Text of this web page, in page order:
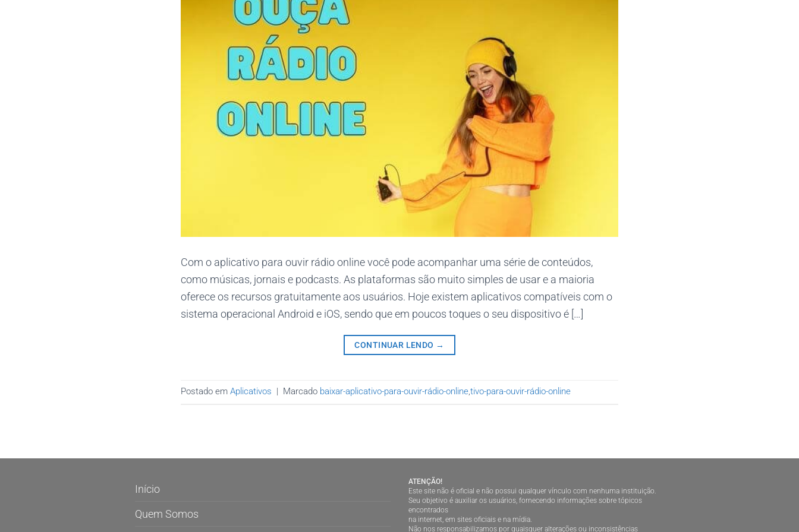
Com o aplicativo para ouvir rádio online você pode acompanhar uma série de conteúdos,
como músicas, jornais e podcasts. As plataformas são muito simples de usar e a maioria
oferece os recursos gratuitamente aos usuários. Hoje existem aplicativos compatíveis com o
sistema operacional Android e iOS, sendo que em poucos toques o seu dispositivo é […]
CONTINUAR LENDO →
Postado em Aplicativos | Marcado baixar-aplicativo-para-ouvir-rádio-online,tivo-para-ouvir-rádio-online
Início
Quem Somos
ATENÇÃO!
Este site não é oficial e não possui qualquer vínculo com nenhuma instituição.
Seu objetivo é auxiliar os usuários, fornecendo informações sobre tópicos
encontrados
na internet, em sites oficiais e na mídia.
Não nos responsabilizamos por quaisquer alterações ou inconsistências